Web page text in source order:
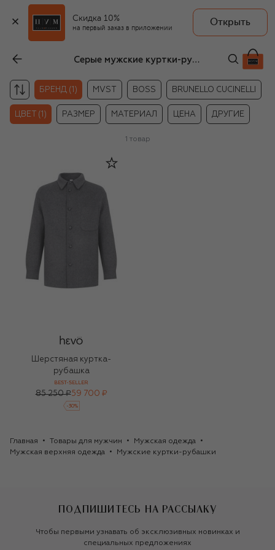
Скидка 10%
на первый заказ в приложении
Открыть
Серые мужские куртки-рубашки Hevo
БРЕНД (1) MVST BOSS BRUNELLO CUCINELLI
ЦВЕТ (1) РАЗМЕР МАТЕРИАЛ ЦЕНА ДРУГИЕ
1 товар
Шерстяная куртка-
рубашка
BEST-SELLER
85 250 ₽59 700 ₽
-30%
Главная Товары для мужчин
Мужская одежда
Мужская верхняя одежда
Мужские куртки-рубашки
ПОДПИШИТЕСЬ НА РАССЫЛКУ
Чтобы первыми узнавать об эксклюзивных новинках и
специальных предложениях